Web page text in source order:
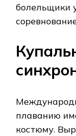
болельщики
плаванию
костюму.